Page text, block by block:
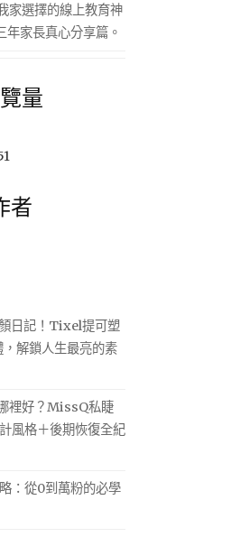
家選擇的線上教育神
家長真心分享篇。
量
者
日記！Tixel提可塑
解鎖人生最亮的素
裡好？MissQ私睫
風格＋後期恢復全紀
：從0到萬粉的必學